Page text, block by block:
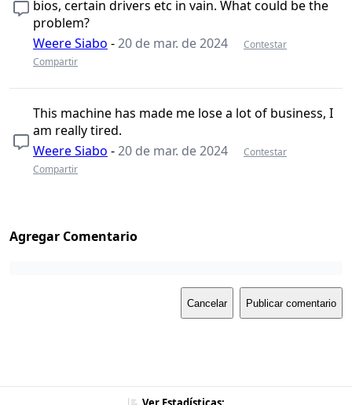
bios, certain drivers etc in vain. What could be the
problem?
Weere Siabo -20 de mar. de 2024
Contestar
Compartir
This machine has made me lose a lot of business, I
am really tired.
Weere Siabo -20 de mar. de 2024
Contestar
Compartir
Agregar Comentario
Cancelar Publicar comentario